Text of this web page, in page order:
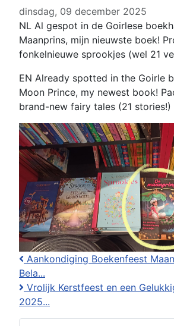
dinsdag, 09 december 2025
NL Al gespot in de Goirlese
Maanprins, mijn nieuwste boek!
fonkelnieuwe sprookjes (wel 21
EN Already spotted in the Goirle
Moon Prince, my newest book!
brand-new fairy tales (21 stories!)
Aankondiging Boekenfeest
Bela...
Vrolijk Kerstfeest en een
2025...